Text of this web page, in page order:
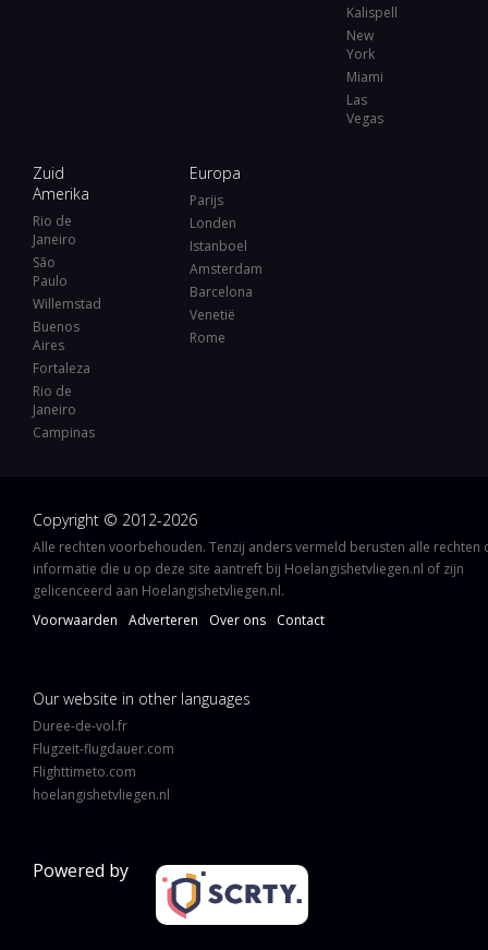
Kalispell
New
York
Miami
Las
Vegas
Zuid
Amerika
Rio de
Janeiro
São
Paulo
Willemstad
Buenos
Aires
Fortaleza
Rio de
Janeiro
Campinas
Europa
Parijs
Londen
Istanboel
Amsterdam
Barcelona
Venetië
Rome
Copyright © 2012-2026
Alle rechten voorbehouden. Tenzij anders vermeld berusten alle rechten
informatie die u op deze site aantreft bij Hoelangishetvliegen.nl of zijn
gelicenceerd aan Hoelangishetvliegen.nl.
Voorwaarden
Adverteren Over ons Contact
Our website in other languages
Duree-de-vol.fr
Flugzeit-flugdauer.com
Flighttimeto.com
hoelangishetvliegen.nl
Powered by